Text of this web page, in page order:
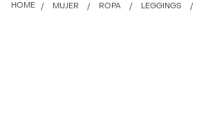
MUJER ROPA LEGGINGS